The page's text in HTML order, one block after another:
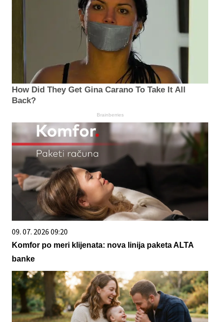
How Did They Get Gina Carano To Take It All
Back?
Brainberries
09. 07. 2026 09:20
Komfor po meri klijenata: nova linija paketa ALTA
banke